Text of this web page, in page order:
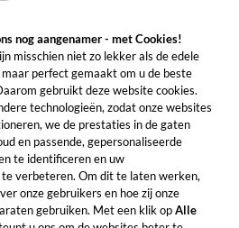
winkelwagentje
productkenmerken
nog aangenamer - met Cookies!
misschien niet zo lekker als de edele
perfect gemaakt om u de beste
gebruikt deze website cookies.
technologieën, zodat onze websites
we de prestaties in de gaten
en passende, gepersonaliseerde
te identificeren en uw
verbeteren. Om dit te laten werken,
onze gebruikers en hoe zij onze
gebruiken. Met een klik opAlle